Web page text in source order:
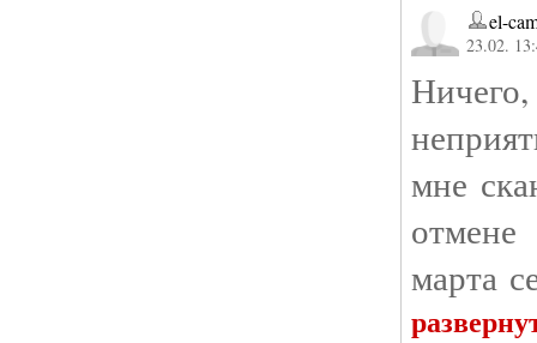
el-
23.02.
Ничего,
мне
марта